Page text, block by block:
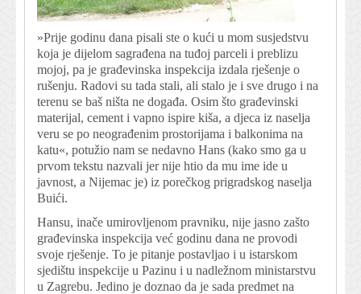
»Prije godinu dana pisali ste o kući u mom susjedstvu
koja je dijelom sagrađena na tuđoj parceli i preblizu
mojoj, pa je građevinska inspekcija izdala rješenje o
rušenju. Radovi su tada stali, ali stalo je i sve drugo i na
terenu se baš ništa ne događa. Osim što građevinski
materijal, cement i vapno ispire kiša, a djeca iz naselja
veru se po neograđenim prostorijama i balkonima na
katu«, potužio nam se nedavno Hans (kako smo ga u
prvom tekstu nazvali jer nije htio da mu ime ide u
javnost, a Nijemac je) iz porečkog prigradskog naselja
Buići.
Hansu, inače umirovljenom pravniku, nije jasno zašto
građevinska inspekcija već godinu dana ne provodi
svoje rješenje. To je pitanje postavljao i u istarskom
sjedištu inspekcije u Pazinu i u nadležnom ministarstvu
u Zagrebu. Jedino je doznao da je sada predmet na